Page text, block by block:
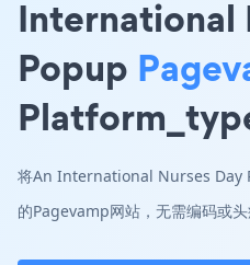
International
Popup
Platform_type
将An International Nurses Day
的Pagevamp网站，无需编码或头